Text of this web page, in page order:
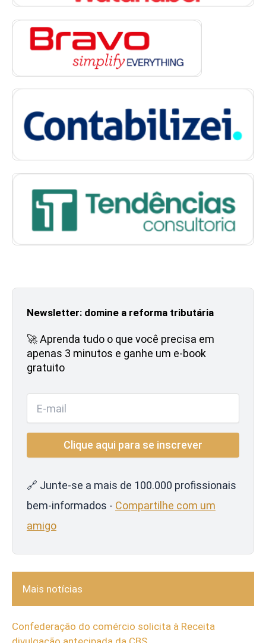
Newsletter: domine a reforma tributária
🚀 Aprenda tudo o que você precisa em
apenas 3 minutos e ganhe um e-book
gratuito
🔗 Junte-se a mais de 100.000 profissionais
bem-informados - Compartilhe com um
amigo
Mais notícias
Confederação do comércio solicita à Receita